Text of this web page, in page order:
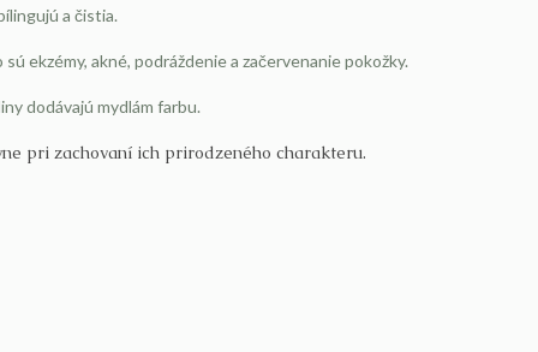
a čistia.
ekzémy, akné, podráždenie a začervenanie pokožky.
dodávajú mydlám farbu.
pri zachovaní ich prirodzeného charakteru.